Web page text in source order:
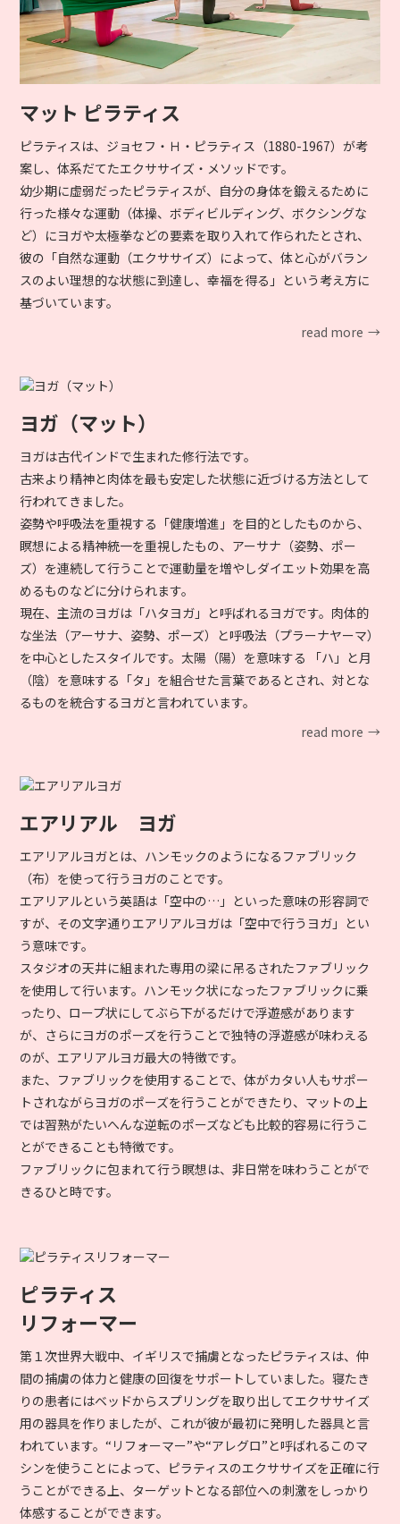
マット ピラティス
ピラティスは、ジョセフ・Ｈ・ピラティス（1880-1967）が考
案し、体系だてたエクササイズ・メソッドです。
幼少期に虚弱だったピラティスが、自分の身体を鍛えるために
行った様々な運動（体操、ボディビルディング、ボクシングな
ど）にヨガや太極拳などの要素を取り入れて作られたとされ、
彼の「自然な運動（エクササイズ）によって、体と心がバラン
スのよい理想的な状態に到達し、幸福を得る」という考え方に
基づいています。
read more
ヨガ（マット）
ヨガは古代インドで生まれた修行法です。
古来より精神と肉体を最も安定した状態に近づける方法として
行われてきました。
姿勢や呼吸法を重視する「健康増進」を目的としたものから、
瞑想による精神統一を重視したもの、アーサナ（姿勢、ポー
ズ）を連続して行うことで運動量を増やしダイエット効果を高
めるものなどに分けられます。
現在、主流のヨガは「ハタヨガ」と呼ばれるヨガです。肉体的
な坐法（アーサナ、姿勢、ポーズ）と呼吸法（プラーナヤーマ）
を中心としたスタイルです。太陽（陽）を意味する 「ハ」と月
（陰）を意味する「タ」を組合せた言葉であるとされ、対とな
るものを統合するヨガと言われています。
read more
エアリアル ヨガ
エアリアルヨガとは、ハンモックのようになるファブリック
（布）を使って行うヨガのことです。
エアリアルという英語は「空中の…」といった意味の形容詞で
すが、その文字通りエアリアルヨガは「空中で行うヨガ」とい
う意味です。
スタジオの天井に組まれた専用の梁に吊るされたファブリック
を使用して行います。ハンモック状になったファブリックに乗
ったり、ロープ状にしてぶら下がるだけで浮遊感があります
が、さらにヨガのポーズを行うことで独特の浮遊感が味わえる
のが、エアリアルヨガ最大の特徴です。
また、ファブリックを使用することで、体がカタい人もサポー
トされながらヨガのポーズを行うことができたり、マットの上
では習熟がたいへんな逆転のポーズなども比較的容易に行うこ
とができることも特徴です。
ファブリックに包まれて行う瞑想は、非日常を味わうことがで
きるひと時です。
ピラティス
リフォーマー
第１次世界大戦中、イギリスで捕虜となったピラティスは、仲
間の捕虜の体力と健康の回復をサポートしていました。寝たき
りの患者にはベッドからスプリングを取り出してエクササイズ
用の器具を作りましたが、これが彼が最初に発明した器具と言
われています。“リフォーマー”や“アレグロ”と呼ばれるこのマ
シンを使うことによって、ピラティスのエクササイズを正確に行
うことができる上、ターゲットとなる部位への刺激をしっかり
体感することができます。